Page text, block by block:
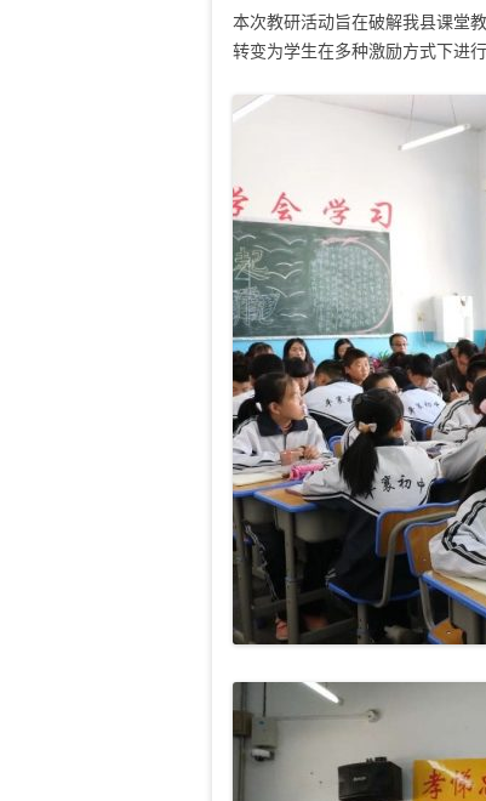
本次教研活动旨在破解我县课堂
转变为学生在多种激励方式下进